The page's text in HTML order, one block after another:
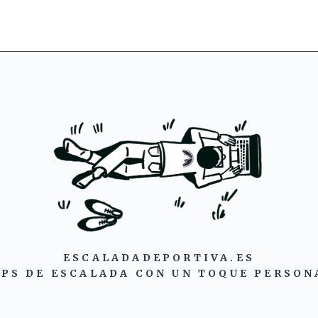
ESCALADADEPORTIVA.ES
DE ESCALADA CON UN TOQUE